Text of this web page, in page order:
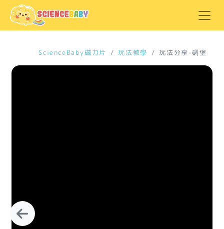
ScienceBaby磁力片 玩法教學 玩法分享-碉堡